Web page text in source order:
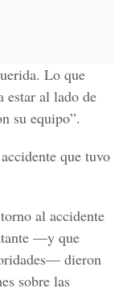
Lo que
estar al lado de
su equipo”.
que tuvo
al accidente
—y que
dieron
sobre las